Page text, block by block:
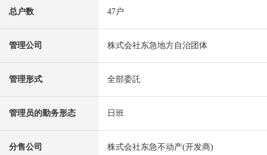
总户数 47户
管理公司 株式会社东急地方自治团体
管理形式 全部委託
管理员的勤务形态 日班
分售公司 株式会社东急不动产(开发商)